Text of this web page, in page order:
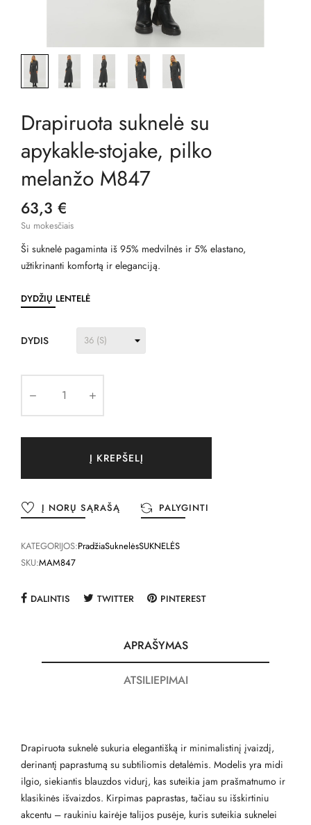
Drapiruota suknelė su
apykakle-stojake, pilko
melanžo M847
63,3 €
Su mokesčiais
Ši suknelė pagaminta iš 95% medvilnės ir 5% elastano,
užtikrinanti komfortą ir eleganciją.
DYDŽIŲ LENTELĖ
DYDIS
Į KREPŠELĮ
Į NORŲ SĄRAŠĄ PALYGINTI
KATEGORIJOS:PradžiaSuknelėsSUKNELĖS
SKU:MAM847
DALINTIS TWITTER PINTEREST
APRAŠYMAS
ATSILIEPIMAI
Drapiruota suknelė sukuria elegantišką ir minimalistinį įvaizdį,
derinantį paprastumą su subtiliomis detalėmis. Modelis yra midi
ilgio, siekiantis blauzdos vidurį, kas suteikia jam prašmatnumo ir
klasikinės išvaizdos. Kirpimas paprastas, tačiau su išskirtiniu
akcentu – raukiniu kairėje talijos pusėje, kuris suteikia suknelei